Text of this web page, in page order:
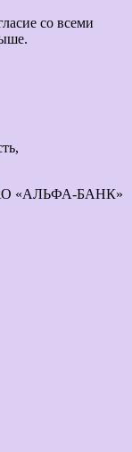
со всеми
«АЛЬФА-БАНК»